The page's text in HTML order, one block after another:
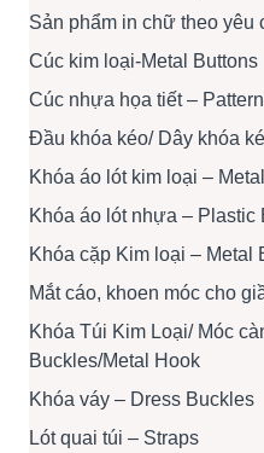
Sản phẩm in chữ theo yêu
Cúc kim loại-Metal Buttons
Cúc nhựa họa tiết –
Đầu khóa kéo/ Dây khóa
Khóa áo lót kim loại –
Khóa áo lót nhựa – Plastic
Khóa cặp Kim loại – Metal
Mắt cáo, khoen móc cho
Khóa Túi Kim Loại/ Móc
Buckles/Metal Hook
Khóa váy – Dress Buckles
Lót quai túi – Straps